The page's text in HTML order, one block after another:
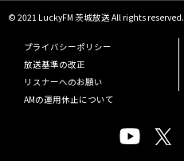
© 2021 LuckyFM 茨城放送 All rights reserved.
プライバシーポリシー
放送基準の改正
リスナーへのお願い
AMの運用休止について